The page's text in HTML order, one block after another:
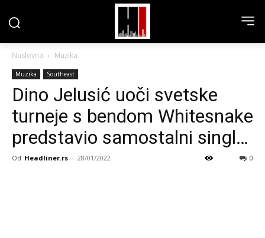
Naslovna Muzika
Muzika Southeast
Dino Jelusić uoči svetske
turneje s bendom Whitesnake
predstavio samostalni singl…
Od Headliner.rs - 28/01/2022 0